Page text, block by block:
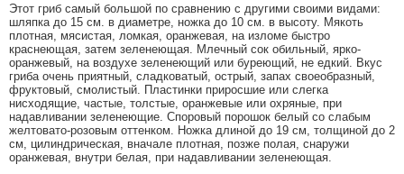
Этот гриб самый большой по сравнению с другими своими видами:
шляпка до 15 см. в диаметре, ножка до 10 см. в высоту. Мякоть
плотная, мясистая, ломкая, оранжевая, на изломе быстро
краснеющая, затем зеленеющая. Млечный сок обильный, ярко-
оранжевый, на воздухе зеленеющий или буреющий, не едкий. Вкус
гриба очень приятный, сладковатый, острый, запах своеобразный,
фруктовый, смолистый. Пластинки приросшие или слегка
нисходящие, частые, толстые, оранжевые или охряные, при
надавливании зеленеющие. Споровый порошок белый со слабым
желтовато-розовым оттенком. Ножка длиной до 19 см, толщиной до 2
см, цилиндрическая, вначале плотная, позже полая, снаружи
оранжевая, внутри белая, при надавливании зеленеющая.